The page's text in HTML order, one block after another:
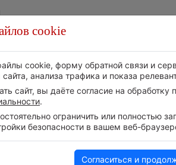
Погода в Сенаки
cookie
cookie, форму обратной связи и
анализа трафика и показа
сайт, вы даёте согласие на
.
ограничить или полностью
безопасности в вашем веб-
Согласиться и